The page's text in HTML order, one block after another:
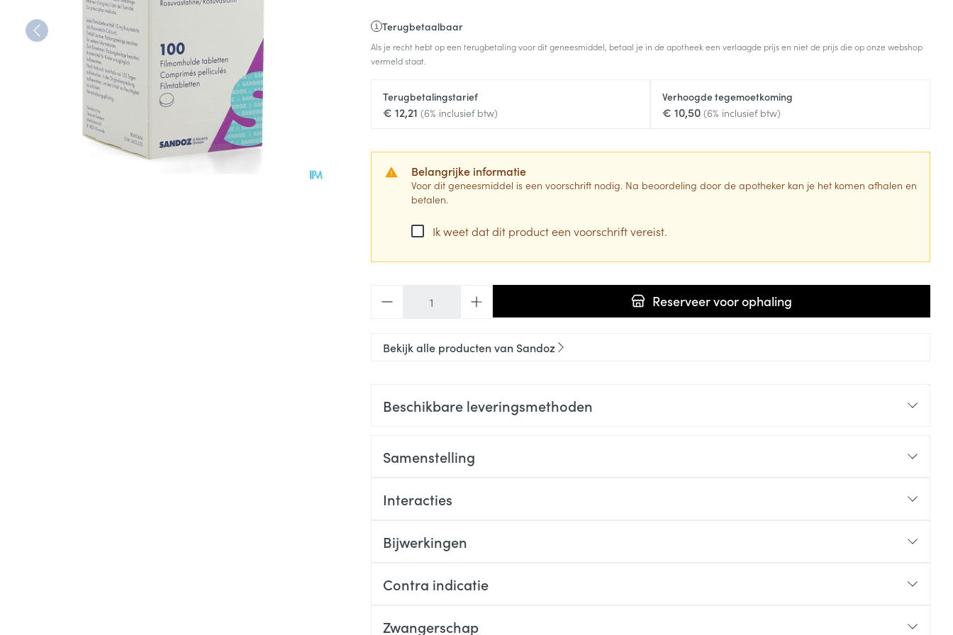
Terugbetaalbaar
Als je recht hebt op een terugbetaling voor dit geneesmiddel, betaal je in de apotheek een verlaagde prijs en niet de prijs die op onze webshop
vermeld staat.
Terugbetalingstarief
€ 12,21 (6% inclusief btw)
Verhoogde tegemoetkoming
€ 10,50 (6% inclusief btw)
Belangrijke informatie
Voor dit geneesmiddel is een voorschrift nodig. Na beoordeling door de apotheker kan je het komen afhalen en
betalen.
Ik weet dat dit product een voorschrift vereist.
Reserveervoor ophaling
Bekijk alle producten van Sandoz
Beschikbare leveringsmethoden
Samenstelling
Interacties
Bijwerkingen
Contra indicatie
Zwangerschap